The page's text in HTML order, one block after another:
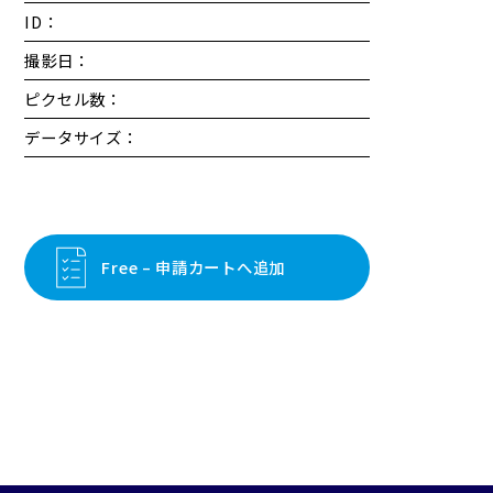
ID：
撮影日：
ピクセル数：
データサイズ：
Free – 申請カートへ追加